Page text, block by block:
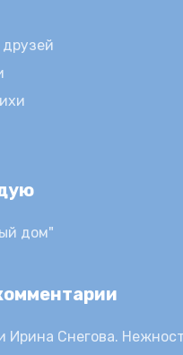
дом"
Ирина Снегова.